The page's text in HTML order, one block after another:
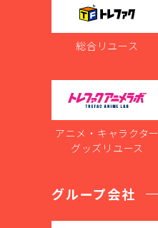
総合リユース
アニメ・キャラクター
グッズリユース
グループ会社